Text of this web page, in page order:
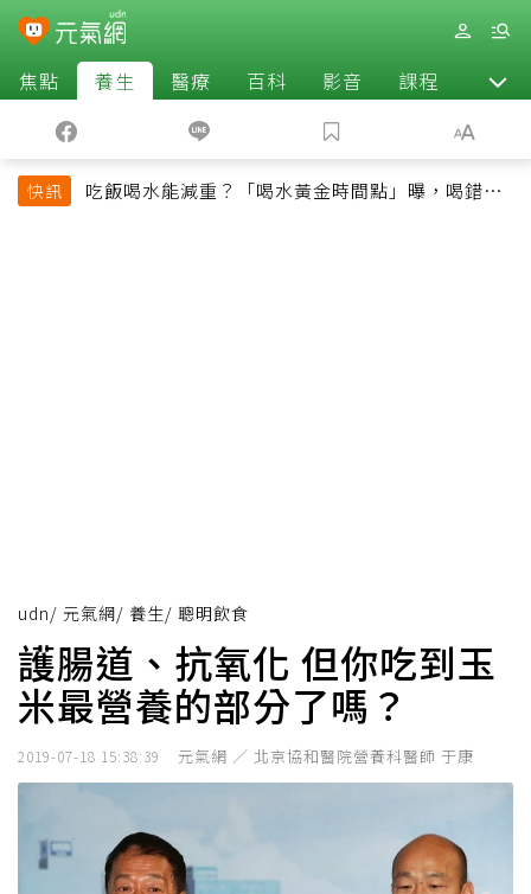
焦點 養生 醫療 百科 影音 課程 退休
快訊
吃飯喝水能減重？「喝水黃金時間點」曝，喝錯時
udn/ 元氣網/ 養生/ 聰明飲食
護腸道、抗氧化 但你吃到玉
米最營養的部分了嗎？
2019-07-18 15:38:39 元氣網 ／ 北京協和醫院營養科醫師 于康